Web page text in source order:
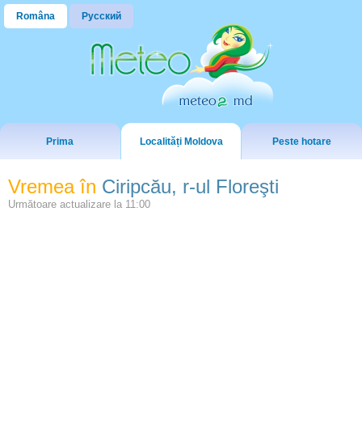
Româna Русский
Prima Localități Moldova Peste hotare
Vremea în Ciripcău, r-ul Floreşti
Următoare actualizare la 11:00